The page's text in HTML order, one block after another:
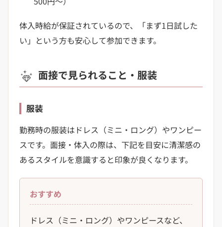
体入時給が保証されているので、「まず1日試した
い」という方も安心して参加できます。
面接で見られること・服装
服装
勤務時の服装はドレス（ミニ・ロング）やワンピー
スです。面接・体入の際は、下記を目安に清潔感の
あるスタイルを意識すると印象が良くなります。
おすすめ
ドレス（ミニ・ロング）やワンピースなど、